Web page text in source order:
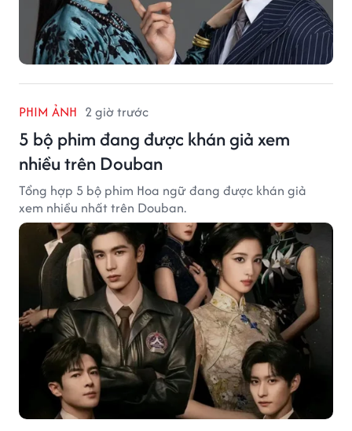
PHIM ẢNH 2 giờ trước
5 bộ phim đang được khán giả xem
nhiều trên Douban
Tổng hợp 5 bộ phim Hoa ngữ đang được khán giả
xem nhiều nhất trên Douban.